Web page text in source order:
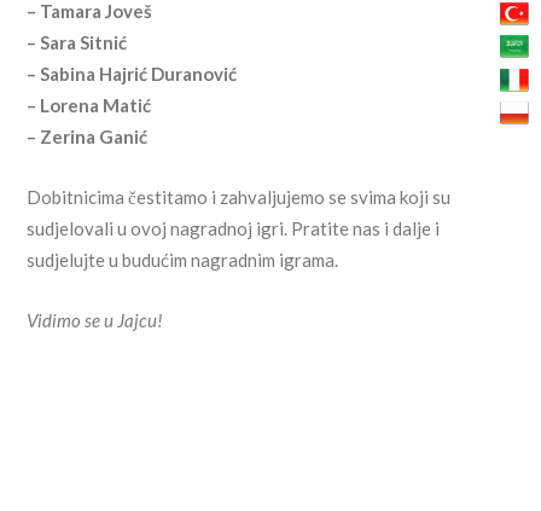
– Tamara Joveš
– Sara Sitnić
– Sabina Hajrić Duranović
– Lorena Matić
– Zerina Ganić
Dobitnicima čestitamo i zahvaljujemo se svima koji su
sudjelovali u ovoj nagradnoj igri. Pratite nas i dalje i
sudjelujte u budućim nagradnim igrama.
Vidimo se u Jajcu!